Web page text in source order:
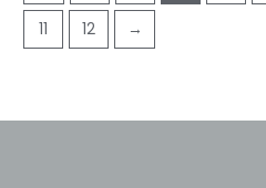
11 12 →